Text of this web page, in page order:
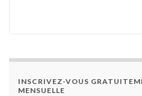
INSCRIVEZ-VOUS
MENSUELLE